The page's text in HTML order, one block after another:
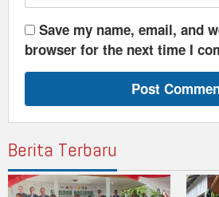
Save my name, email, and
browser for the next time I
Berita Terbaru